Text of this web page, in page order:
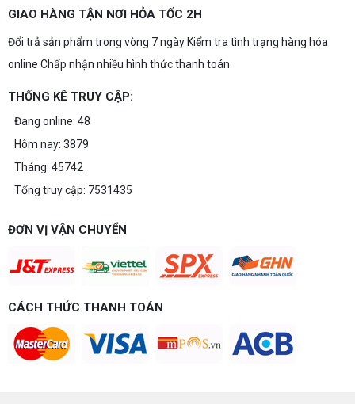
GIAO HÀNG TẬN NƠI HỎA TỐC 2H
Đổi trả sản phẩm trong vòng 7 ngày Kiểm tra tình trạng hàng hóa
online Chấp nhận nhiều hình thức thanh toán
THỐNG KÊ TRUY CẬP:
Đang online: 48
Hôm nay: 3879
Tháng: 45742
Tổng truy cập: 7531435
ĐƠN VỊ VẬN CHUYỂN
CÁCH THỨC THANH TOÁN